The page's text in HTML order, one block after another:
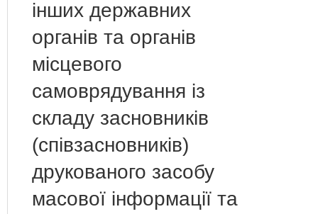
інших державних
органів та органів
місцевого
самоврядування із
складу засновників
(співзасновників)
друкованого засобу
масової інформації та